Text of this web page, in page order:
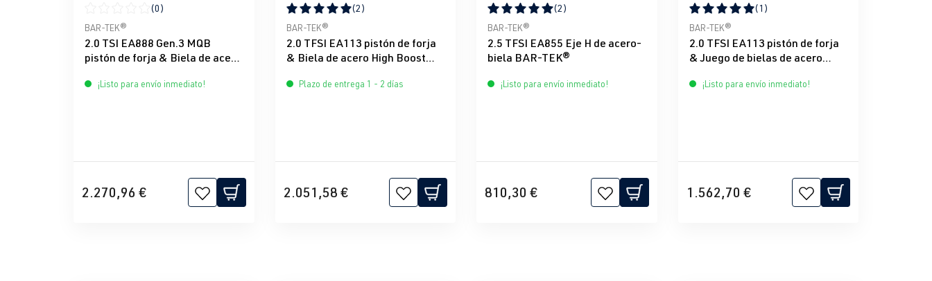
Calificación promedio de 0 de 5 estrellas
(0)
BAR-TEK®
2.0 TSI EA888 Gen.3 MQB
pistón de forja & Biela de acero
TEK®¡Listo para envío inmediato!
2.270,96 €
Calificación promedio de 5 de 5 estrellas
(2)
BAR-TEK®
2.0 TFSI EA113 pistón de forja
& Biela de acero High Boost
Plazo de entrega 1 - 2 días
2.051,58 €
Calificación promedio de 5 de 5 estrellas
(2)
BAR-TEK®
2.5 TFSI EA855 Eje H de acero-
biela BAR-TEK®
¡Listo para envío inmediato!
810,30 €
Calificación promedio de 5 de 5 estrellas
(1)
BAR-TEK®
2.0 TFSI EA113 pistón de forja
& Juego de bielas de acero
¡Listo para envío inmediato!
1.562,70 €